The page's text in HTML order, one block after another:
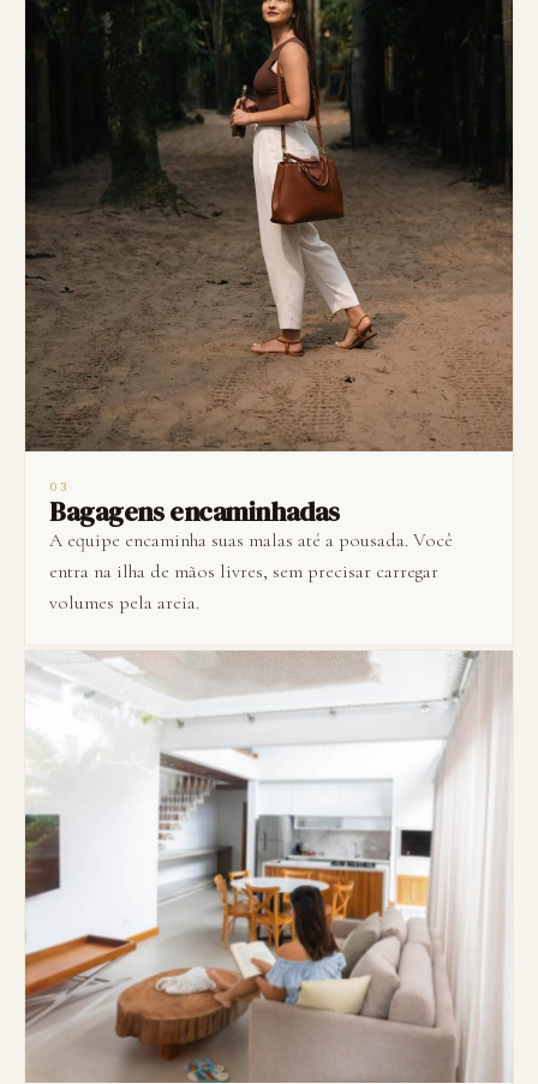
03
Bagagens encaminhadas
A equipe encaminha suas malas até a pousada. Você
entra na ilha de mãos livres, sem precisar carregar
volumes pela areia.